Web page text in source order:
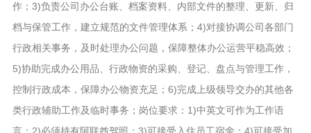
作；3)负责公司办公台账、档案资料、内部文件的整理、更新、归
档与保管工作，建立规范的文件管理体系；4)对接协调公司各部门
行政相关事务，及时处理办公问题，保障整体办公运营平稳高效；
5)协助完成办公用品、行政物资的采购、登记、盘点与管理工作，
控制行政成本，保障办公物资充足；6)完成上级领导交办的其他各
类行政辅助工作及临时事务；岗位要求：1)中英文可作为工作语